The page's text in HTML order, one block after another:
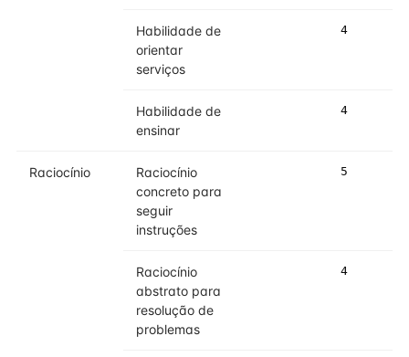
Habilidade de
orientar
serviços
4
Habilidade de
ensinar
4
Raciocínio
Raciocínio
concreto para
seguir
instruções
5
Raciocínio
abstrato para
resolução de
problemas
4